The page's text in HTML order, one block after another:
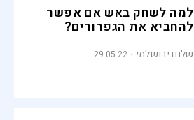
למה לשחק באש אם אפשר
להחביא את הגפרורים?
שלום ירושלמי 29.05.22